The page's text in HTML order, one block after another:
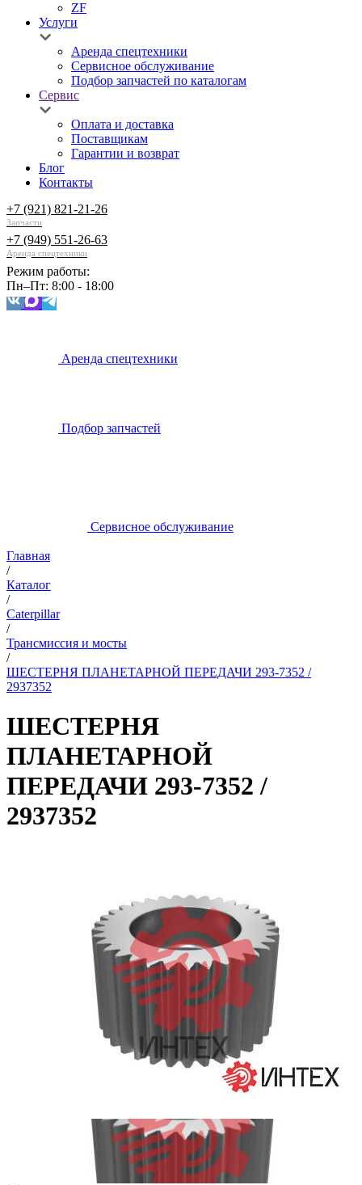
ZF
Услуги
Аренда спецтехники
Сервисное обслуживание
Подбор запчастей по каталогам
Сервис
Оплата и доставка
Поставщикам
Гарантии и возврат
Блог
Контакты
+7 (921) 821-21-26
Запчасти
+7 (949) 551-26-63
Аренда спецтехники
Режим работы:
Пн–Пт: 8:00 - 18:00
Аренда спецтехники
Подбор запчастей
Сервисное обслуживание
Главная
/
Каталог
/
Caterpillar
/
Трансмиссия и мосты
/
ШЕСТЕРНЯ ПЛАНЕТАРНОЙ ПЕРЕДАЧИ 293-7352 /
2937352
ШЕСТЕРНЯ
ПЛАНЕТАРНОЙ
ПЕРЕДАЧИ 293-7352 /
2937352